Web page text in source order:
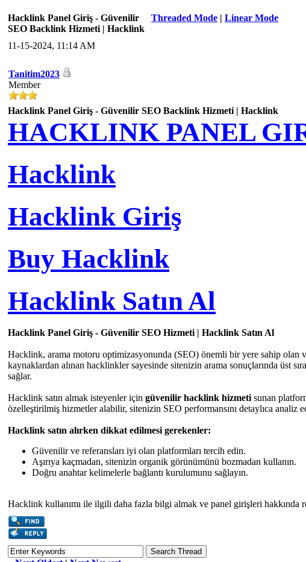
Threaded Mode | Linear Mode
Hacklink Panel Giriş - Güvenilir
SEO Backlink Hizmeti | Hacklink
11-15-2024, 11:14 AM
Tanitim2023
Member
Hacklink Panel Giriş - Güvenilir SEO Backlink Hizmeti | Hacklink
HACKLINK PANEL
Hacklink
Hacklink Giriş
Buy Hacklink
Hacklink Satın Al
Hacklink Panel Giriş - Güvenilir SEO Hizmeti | Hacklink Satın Al
Hacklink, arama motoru optimizasyonunda (SEO) önemli bir yere sahip
kaynaklardan alınan hacklinkler sayesinde sitenizin arama sonuçlarında üst
sağlar.
Hacklink satın almak isteyenler için güvenilir hacklink hizmeti sunan
özelleştirilmiş hizmetler alabilir, sitenizin SEO performansını detaylıca analiz
Hacklink satın alırken dikkat edilmesi gerekenler:
Güvenilir ve referansları iyi olan platformları tercih edin.
Aşırıya kaçmadan, sitenizin organik görünümünü bozmadan kullanın.
Doğru anahtar kelimelerle bağlantı kurulumunu sağlayın.
Hacklink kullanımı ile ilgili daha fazla bilgi almak ve panel girişleri